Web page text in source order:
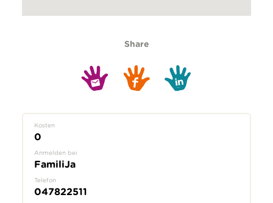
Share
Kosten
0
Anmelden bei
FamiliJa
Telefon
047822511